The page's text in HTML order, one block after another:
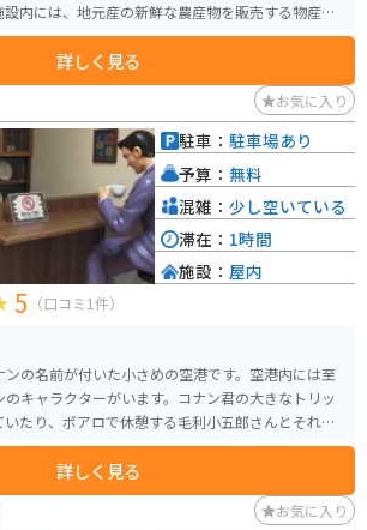
設内には、地元産の新鮮な農産物を販売する物産コ
料理が楽しめるレストランがあります。 バイク
は広い駐車場が完備されているので安心です。ツー
ておすすめです。周辺には、鳥取砂丘や白兎神社
しており、鳥取観光の拠点としても便利です。道
クリームは、鳥取県産の二十世紀梨を使用してお
風味が楽しめます。
詳しく見る
お気に入り
5 （口コミ1件）
の名前が付いた小さめの空港です。空港内には至
キャラクターがいます。コナン君の大きなトリッ
たり、ポアロで休憩する毛利小五郎さんとそれを
られたりするので、名探偵コナン好きにはたまら
、空港内には休憩できるカフェや名探偵コナンの
処もあります。
詳しく見る
駐車： 駐車場あり
予算： 無料
混雑： 少し空いている
滞在： 1時間
施設： 屋内
お気に入り